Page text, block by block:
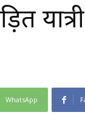
WhatsApp